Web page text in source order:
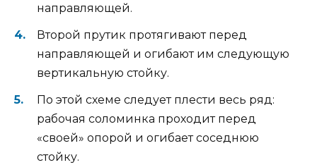
направляющей.
Второй прутик протягивают перед
направляющей и огибают им следующую
вертикальную стойку.
По этой схеме следует плести весь ряд:
рабочая соломинка проходит перед
«своей» опорой и огибает соседнюю
стойку.